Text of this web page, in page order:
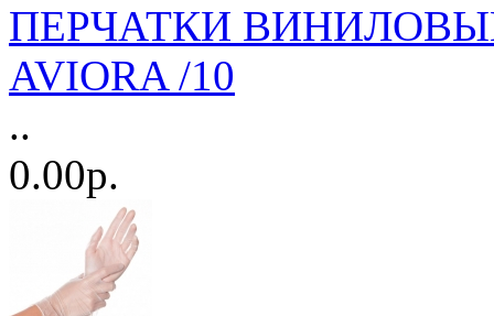
ПЕРЧАТКИ ВИНИЛОВЫЕ
AVIORA /10
..
0.00р.